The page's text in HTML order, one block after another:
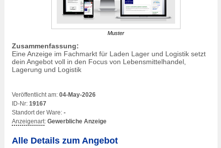
Muster
Zusammenfassung:
Eine Anzeige im Fachmarkt für Laden Lager und Logistik setzt
dein Angebot voll in den Focus von Lebensmittelhandel,
Lagerung und Logistik
Veröffentlicht am: 04-May-2026
ID-Nr: 19167
Standort der Ware: -
Anzeigenart: Gewerbliche Anzeige
Alle Details zum Angebot